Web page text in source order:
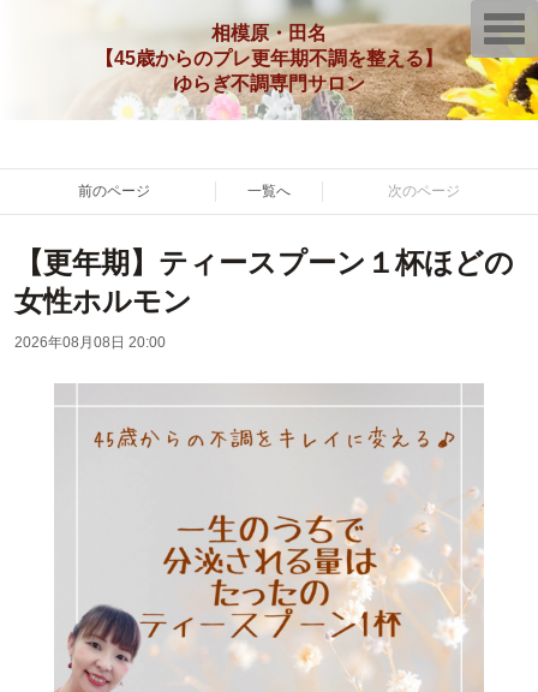
相模原・田名
【45歳からのプレ更年期不調を整える】
ゆらぎ不調専門サロン
前のページ 一覧へ 次のページ
【更年期】ティースプーン１杯ほどの
女性ホルモン
2026年08月08日 20:00
T
o
g
g
e
v
a
i
o